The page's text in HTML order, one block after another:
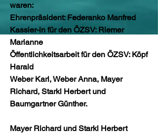
waren:
Ehrenpräsident: Federanko Manfred
Kassier-in für den ÖZSV: Riemer
Marianne
Öffentlichkeitsarbeit für den ÖZSV: Köpf
Harald
Weber Karl, Weber Anna, Mayer
Richard, Starkl Herbert und
Baumgartner Günther.
Mayer Richard und Starkl Herbert